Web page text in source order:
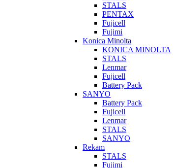
STALS
PENTAX
Fujicell
Fujimi
Konica Minolta
KONICA MINOLTA
STALS
Lenmar
Fujicell
Battery Pack
SANYO
Battery Pack
Fujicell
Lenmar
STALS
SANYO
Rekam
STALS
Fujimi